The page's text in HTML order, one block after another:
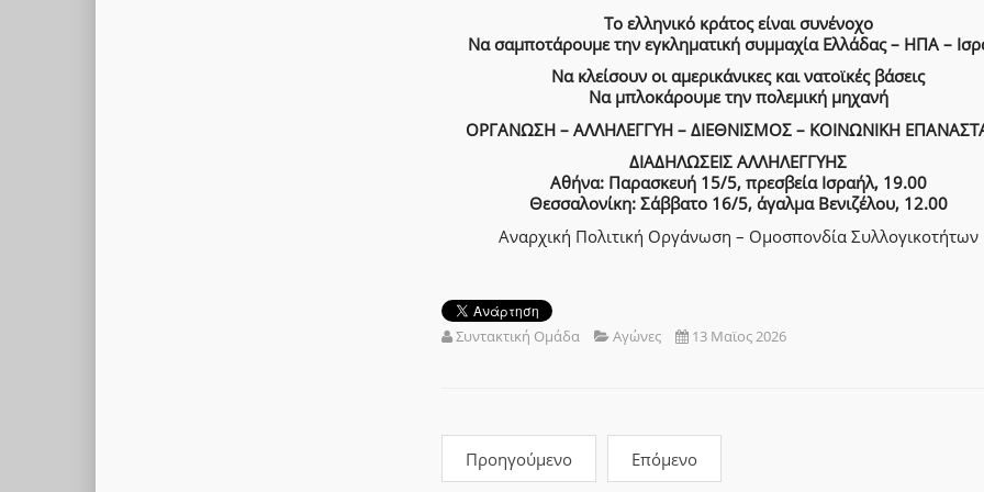
Το ελληνικό κράτος είναι συνένοχο
Να σαμποτάρουμε την εγκληματική συμμαχία Ελλάδας – ΗΠΑ –
Να κλείσουν οι αμερικάνικες και νατοϊκές βάσεις
Να μπλοκάρουμε την πολεμική μηχανή
ΟΡΓΑΝΩΣΗ – ΑΛΛΗΛΕΓΓΥΗ – ΔΙΕΘΝΙΣΜΟΣ – ΚΟΙΝΩΝΙΚΗ
ΔΙΑΔΗΛΩΣΕΙΣ ΑΛΛΗΛΕΓΓΥΗΣ
Αθήνα: Παρασκευή 15/5, πρεσβεία Ισραήλ, 19.00
Θεσσαλονίκη: Σάββατο 16/5, άγαλμα Βενιζέλου, 12.00
Αναρχική Πολιτική Οργάνωση – Ομοσπονδία Συλλογικοτήτων
Συντακτική Ομάδα Αγώνες 13 Μαϊος 2026
Προηγούμενο Επόμενο